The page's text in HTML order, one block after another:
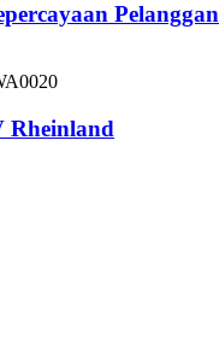
Pelanggan
Rheinland